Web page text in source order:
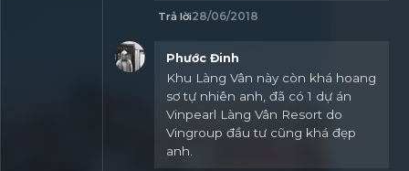
Trả lời28/06/2018
Phước Đinh
Khu Làng Vân này còn khá hoang
sơ tự nhiên anh, đã có 1 dự án
Vinpearl Làng Vân Resort do
Vingroup đầu tư cũng khá đẹp
anh.